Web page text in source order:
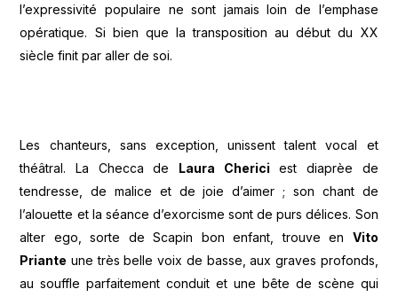
l’expressivité populaire ne sont jamais loin de l’emphase
opératique. Si bien que la transposition au début du XX
siècle finit par aller de soi.
Les chanteurs, sans exception, unissent talent vocal et
théâtral. La Checca de Laura Cherici est diaprèe de
tendresse, de malice et de joie d’aimer ; son chant de
l’alouette et la séance d’exorcisme sont de purs délices. Son
alter ego, sorte de Scapin bon enfant, trouve en Vito
Priante une très belle voix de basse, aux graves profonds,
au souffle parfaitement conduit et une bête de scène qui